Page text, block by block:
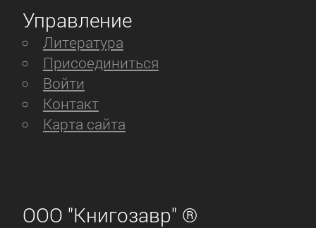
Управление
Литература
Присоединиться
Войти
Контакт
Карта сайта
ООО "Книгозавр" ®